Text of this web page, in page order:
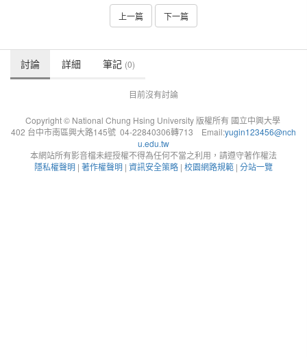
上一篇 下一篇
討論 詳細 筆記 (0)
目前沒有討論
Copyright © National Chung Hsing University 版權所有 國立中興大學
402 台中市南區興大路145號 04-22840306轉713 Email:yugin123456@nch
u.edu.tw
本網站所有影音檔未經授權不得為任何不當之利用，請遵守著作權法
隱私權聲明 | 著作權聲明 | 資訊安全策略 | 校園網路規範 | 分站一覽